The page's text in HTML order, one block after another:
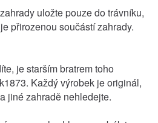
uložte pouze do trávníku,
přirozenou součástí zahrady.
je starším bratrem toho
Každý výrobek je originál,
jiné zahradě nehledejte.